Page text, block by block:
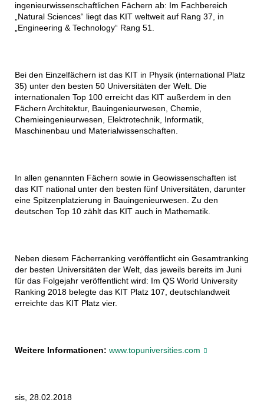
ingenieurwissenschaftlichen Fächern ab: Im Fachbereich
„Natural Sciences“ liegt das KIT weltweit auf Rang 37, in
„Engineering & Technology“ Rang 51.
Bei den Einzelfächern ist das KIT in Physik (international Platz
35) unter den besten 50 Universitäten der Welt. Die
internationalen Top 100 erreicht das KIT außerdem in den
Fächern Architektur, Bauingenieurwesen, Chemie,
Chemieingenieurwesen, Elektrotechnik, Informatik,
Maschinenbau und Materialwissenschaften.
In allen genannten Fächern sowie in Geowissenschaften ist
das KIT national unter den besten fünf Universitäten, darunter
eine Spitzenplatzierung in Bauingenieurwesen. Zu den
deutschen Top 10 zählt das KIT auch in Mathematik.
Neben diesem Fächerranking veröffentlicht ein Gesamtranking
der besten Universitäten der Welt, das jeweils bereits im Juni
für das Folgejahr veröffentlicht wird: Im QS World University
Ranking 2018 belegte das KIT Platz 107, deutschlandweit
erreichte das KIT Platz vier.
Weitere Informationen: www.topuniversities.com
sis, 28.02.2018